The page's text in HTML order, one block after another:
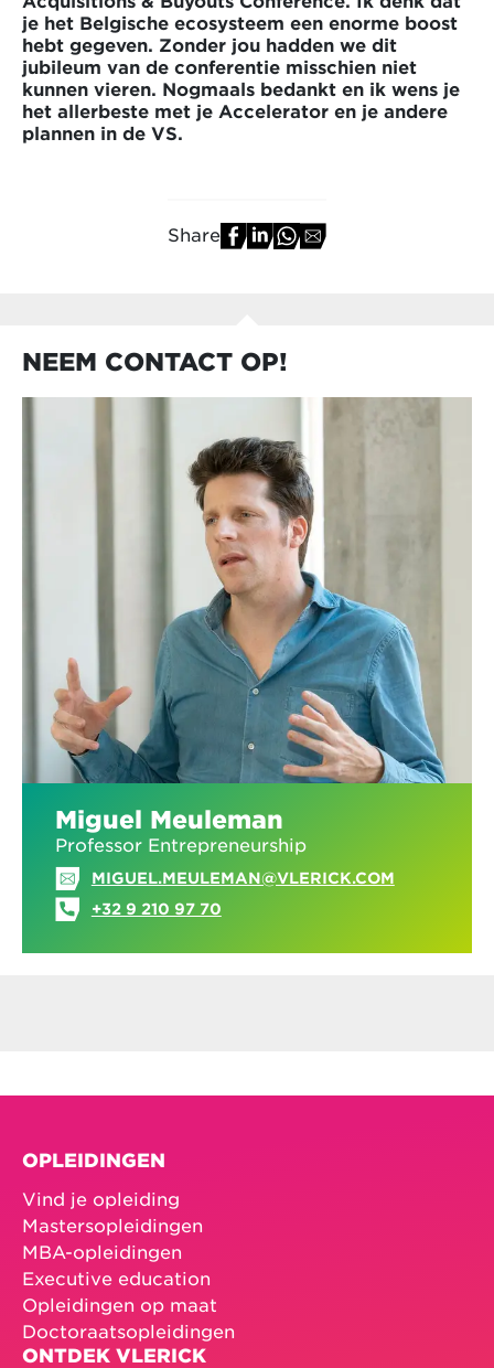
je het Belgische ecosysteem een enorme boost
hebt gegeven. Zonder jou hadden we dit
jubileum van de conferentie misschien niet
kunnen vieren. Nogmaals bedankt en ik wens je
het allerbeste met je Accelerator en je andere
plannen in de VS.
Share
NEEM CONTACT OP!
Miguel Meuleman
Professor Entrepreneurship
MIGUEL.MEULEMAN@VLERICK.COM
+32 9 210 97 70
OPLEIDINGEN
Vind je opleiding
Mastersopleidingen
MBA-opleidingen
Executive education
Opleidingen op maat
Doctoraatsopleidingen
ONTDEK VLERICK